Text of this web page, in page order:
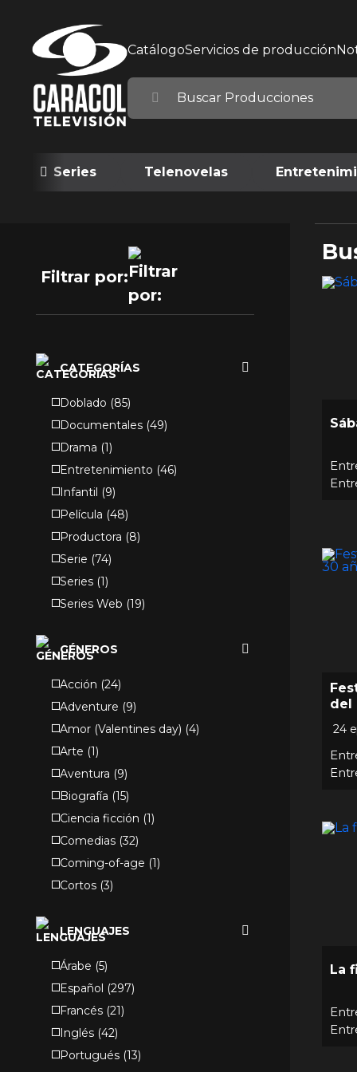
CatálogoServicios de producción
Series Telenovelas
Filtrar por:
CATEGORÍAS
Doblado (85)
Documentales (49)
Drama (1)
Entretenimiento (46)
Infantil (9)
Película (48)
Productora (8)
Serie (74)
Series (1)
Series Web (19)
Unitarios(5
GÉNEROS
Acción (24)
Adventure (9)
Amor (Valentines day) (4)
Arte (1)
Aventura (9)
Biografía (15)
Ciencia ficción (1)
Comedias (32)
Coming-of-age (1)
Cortos (3)
Crimen(8)
Día de la mujer
Día de las madres
Documental
Documentales
Documentaries
LENGUAJES
Árabe (5)
Español (297)
Francés (21)
Inglés (42)
Portugués (13)
del
24
La